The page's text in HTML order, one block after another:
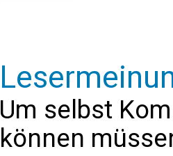
Um selbst
können